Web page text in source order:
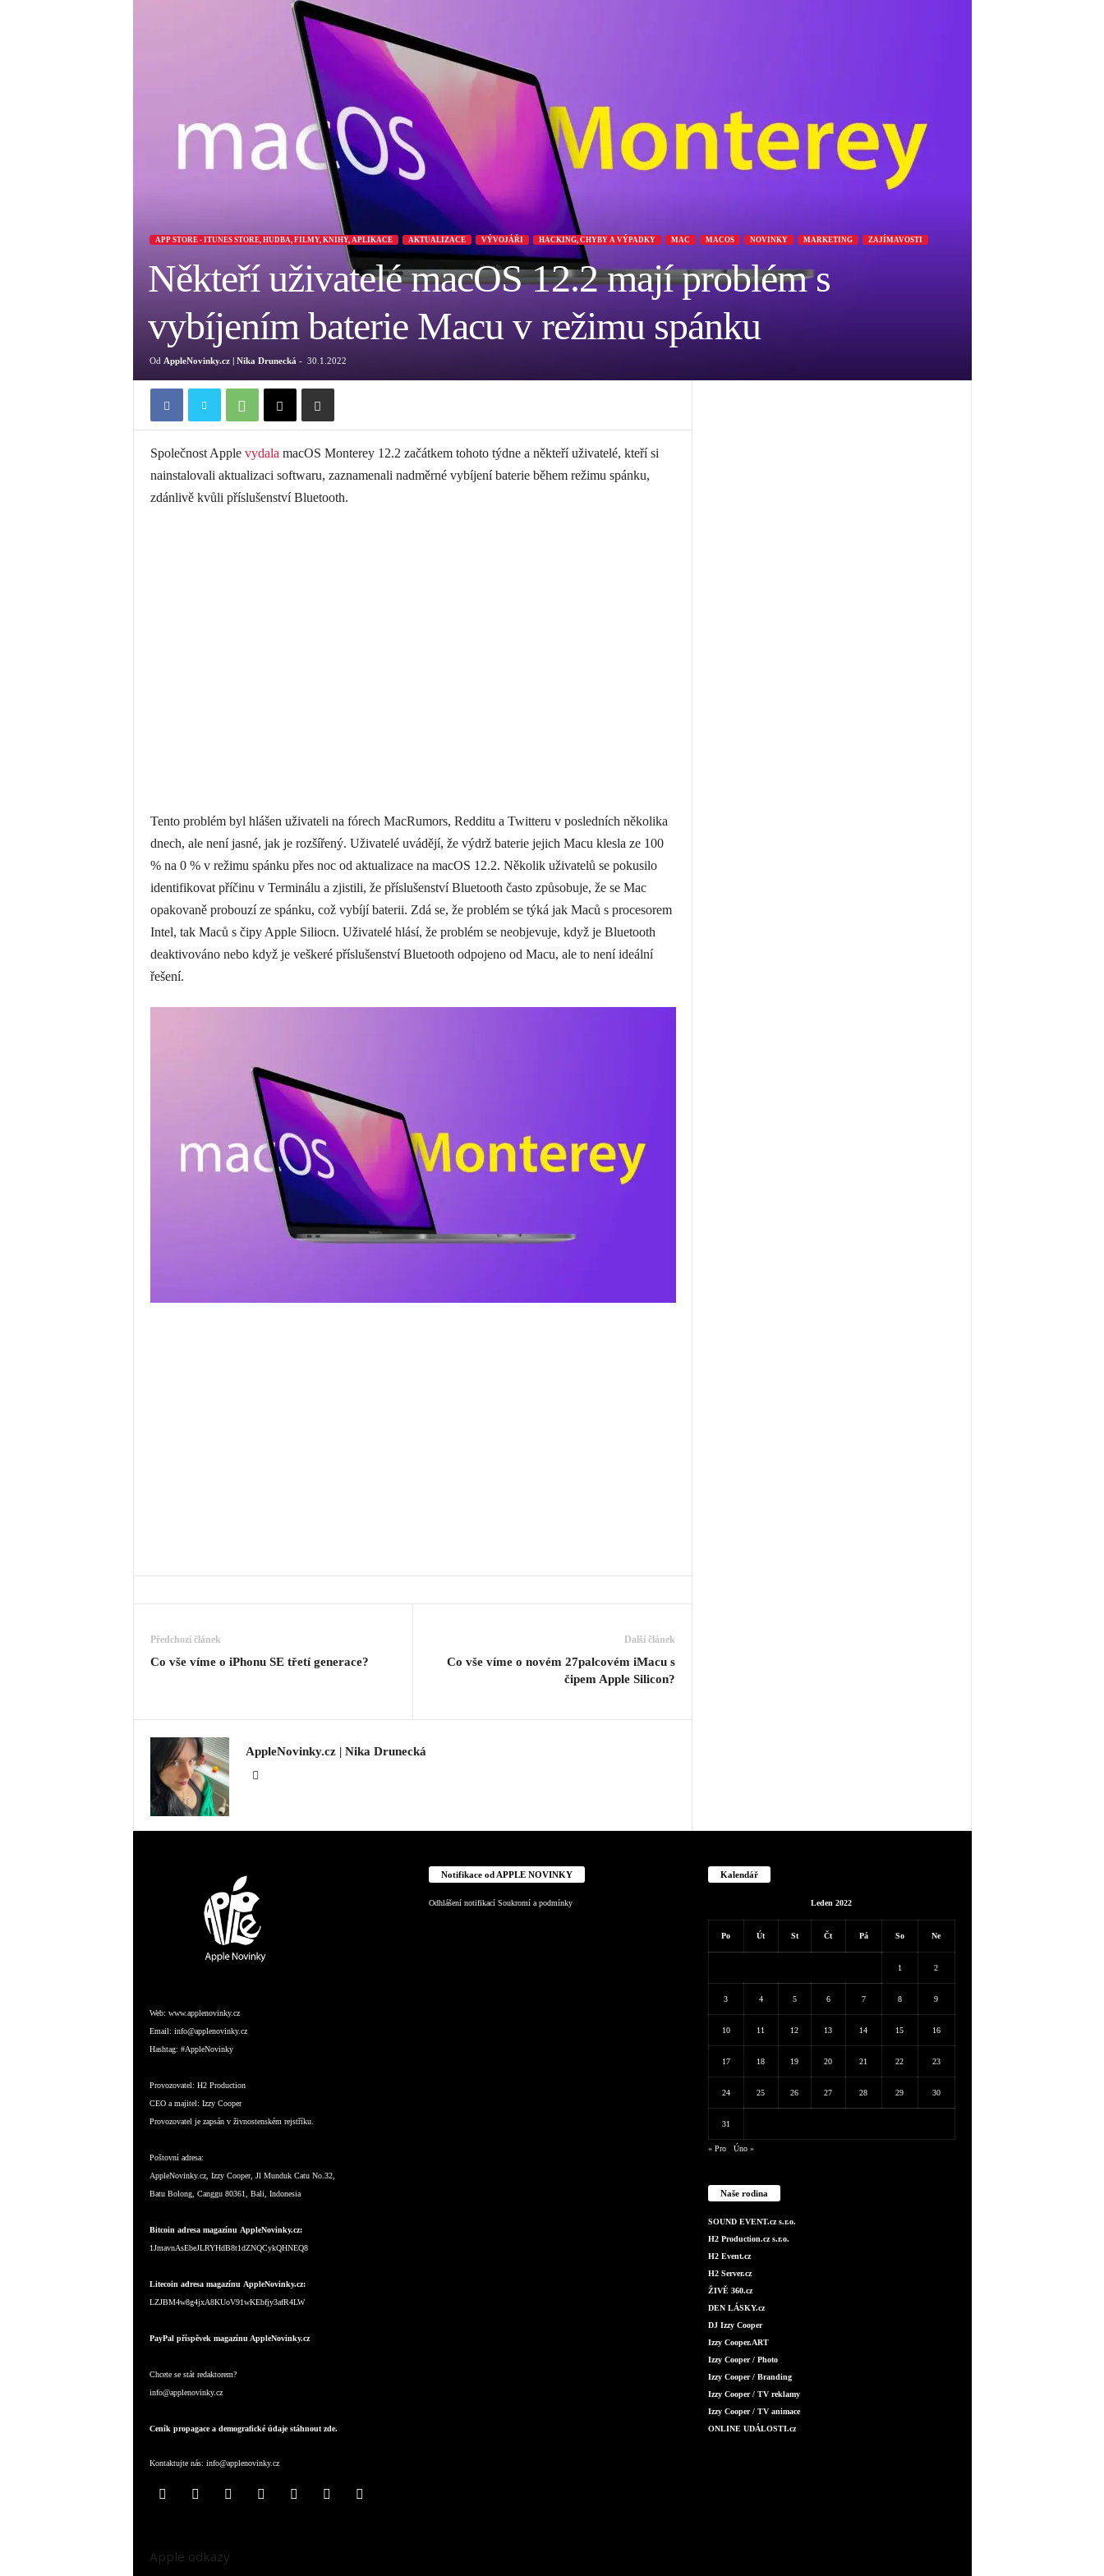
APP STORE - ITUNES STORE, HUDBA, FILMY, KNIHY, APLIKACE AKTUALIZACE VÝVOJÁŘI HACKING, CHYBY A VÝPADKY MAC MACOS NOVINKY MARKETING ZAJÍMAVOSTI
Někteří uživatelé macOS 12.2 mají problém s
vybíjením baterie Macu v režimu spánku
Od AppleNovinky.cz | Nika Drunecká - 30.1.2022
Společnost Apple vydala macOS Monterey 12.2 začátkem tohoto týdne a někteří uživatelé, kteří si
nainstalovali aktualizaci softwaru, zaznamenali nadměrné vybíjení baterie během režimu spánku,
zdánlivě kvůli příslušenství Bluetooth.
Tento problém byl hlášen uživateli na fórech MacRumors, Redditu a Twitteru v posledních několika
dnech, ale není jasné, jak je rozšířený. Uživatelé uvádějí, že výdrž baterie jejich Macu klesla ze 100
% na 0 % v režimu spánku přes noc od aktualizace na macOS 12.2. Několik uživatelů se pokusilo
identifikovat příčinu v Terminálu a zjistili, že příslušenství Bluetooth často způsobuje, že se Mac
opakovaně probouzí ze spánku, což vybíjí baterii. Zdá se, že problém se týká jak Maců s procesorem
Intel, tak Maců s čipy Apple Siliocn. Uživatelé hlásí, že problém se neobjevuje, když je Bluetooth
deaktivováno nebo když je veškeré příslušenství Bluetooth odpojeno od Macu, ale to není ideální
řešení.
Předchozí článek
Co vše víme o iPhonu SE třetí generace?
Další článek
Co vše víme o novém 27palcovém iMacu s
čipem Apple Silicon?
AppleNovinky.cz | Nika Drunecká
Web: www.applenovinky.cz
Email: info@applenovinky.cz
Hashtag: #AppleNovinky
Provozovatel: H2 Production
CEO a majitel: Izzy Cooper
Provozovatel je zapsán v živnostenském rejstříku.
Poštovní adresa:
AppleNovinky.cz, Izzy Cooper, Jl Munduk Catu No.32,
Batu Bolong, Canggu 80361, Bali, Indonesia
Bitcoin adresa magazínu AppleNovinky.cz:
1JmavnAsEbeJLRYHdB8t1dZNQCykQHNEQ8
Litecoin adresa magazínu AppleNovinky.cz:
LZJBM4w8g4jxA8KUoV91wKEbfjy3afR4LW
PayPal příspěvek magazínu AppleNovinky.cz
Chcete se stát redaktorem?
info@applenovinky.cz
Ceník propagace a demografické údaje stáhnout zde.
Kontaktujte nás: info@applenovinky.cz
Apple odkazy
Notifikace od APPLE NOVINKY
Odhlášení notifikací Soukromí a podmínky
Kalendář
Leden 2022
Po Út St Čt Pá So Ne
1 2
3 4 5 6 7 8 9
10 11 12 13 14 15 16
17 18 19 20 21 22 23
24 25 26 27 28 29 30
31
« Pro Úno »
Naše rodina
SOUND EVENT.cz s.r.o.
H2 Production.cz s.r.o.
H2 Event.cz
H2 Server.cz
ŽIVĚ 360.cz
DEN LÁSKY.cz
DJ Izzy Cooper
Izzy Cooper.ART
Izzy Cooper / Photo
Izzy Cooper / Branding
Izzy Cooper / TV reklamy
Izzy Cooper / TV animace
ONLINE UDÁLOSTI.cz